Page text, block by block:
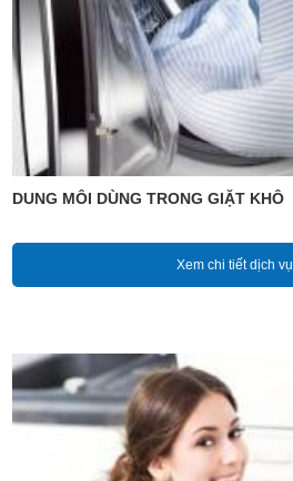
DUNG MÔI DÙNG TRONG GIẶT KHÔ
Xem chi tiết dịch vụ